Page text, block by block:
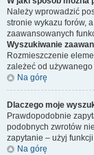
Należy wprowadzić
stronie wykazu forów,
zaawansowanych
Wyszukiwanie
Rozmieszczenie
zależeć od używanego
Na górę
Dlaczego moje
Prawdopodobnie
podobnych zwrotów
zapytanie – użyj
Na górę